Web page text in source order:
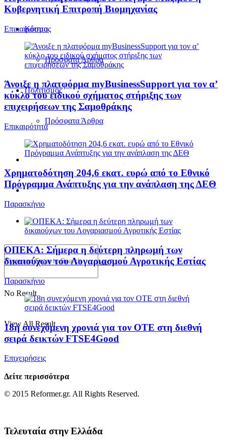
Κόσμος
Πρόσφατα Άρθρα
Πολιτισμός
Πρόσφατα Άρθρα
No Result
View All Result
Κυβερνητική Επιτροπή Βιομηχανίας
Επικαιρότητα
Άνοιξε η πλατφόρμα myBusinessSupport για τον α’
κύκλο του ειδικού σχήματος στήριξης των
επιχειρήσεων της Σαμοθράκης
Επικαιρότητα
Χρηματοδότηση 204,6 εκατ. ευρώ από το Εθνικό
Πρόγραμμα Ανάπτυξης για την ανάπλαση της ΔΕΘ
Παρασκήνιο
ΟΠΕΚΑ: Σήμερα η δεύτερη πληρωμή των
δικαιούχων του Λογαριασμού Αγροτικής Εστίας
Παρασκήνιο
18η συνεχόμενη χρονιά για τον ΟΤΕ στη διεθνή
σειρά δεικτών FTSE4Good
Επιχειρήσεις
Δείτε περισσότερα
© 2015 Reformer.gr. All Rights Reserved.
Τελευταία στηνΕλλάδα